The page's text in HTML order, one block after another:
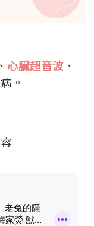
、 心臟超音波 、
。